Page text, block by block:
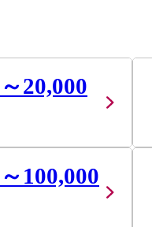
20,000
100,000